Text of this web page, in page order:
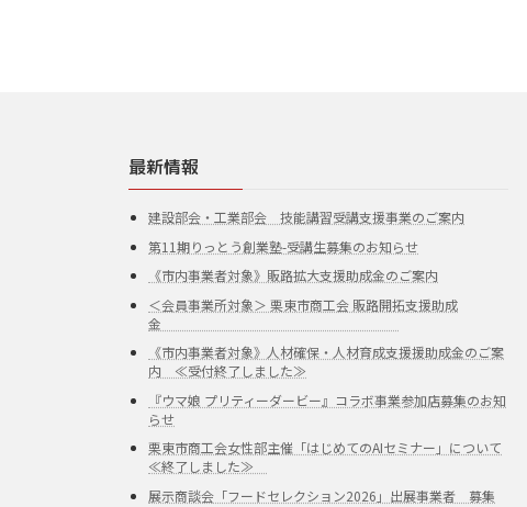
最新情報
建設部会・工業部会 技能講習受講支援事業のご案内
第11期りっとう創業塾-受講生募集のお知らせ
《市内事業者対象》販路拡大支援助成金のご案内
＜会員事業所対象＞ 栗東市商工会 販路開拓支援助成
金
《市内事業者対象》人材確保・人材育成支援援助成金のご案
内 ≪受付終了しました≫
『ウマ娘 プリティーダービー』コラボ事業参加店募集のお知
らせ
栗東市商工会女性部主催「はじめてのAIセミナー」について
≪終了しました≫
展示商談会「フードセレクション2026」出展事業者 募集